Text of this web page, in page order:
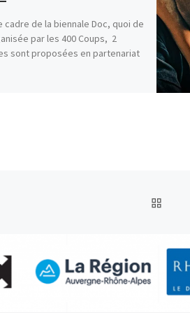
cadre de la biennale Doc, quoi de
par les 400 Coups, 2
sont proposées en partenariat